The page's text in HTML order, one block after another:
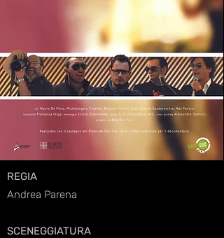
REGIA
Andrea Parena
SCENEGGIATURA